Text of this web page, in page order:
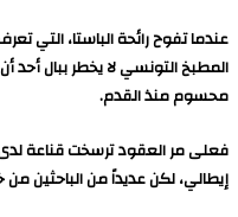
عندما تفوح رائحة الباستا، التي
المطبخ التونسي لا يخطر ببال أحد
محسوم منذ القدم.
فعلى مر العقود ترسخت قناعة لدى
إيطالي، لكن عديداً من الباحثين